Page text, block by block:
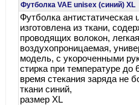
Футболка VAE unisex (синий) XL
Футболка антистатическая
изготовлена из ткани,
проводящих волокон,
воздухопроницаемая,
модель, с укороченными
стирка при температуре до
время стекания заряда не
ткани синий,
размер XL